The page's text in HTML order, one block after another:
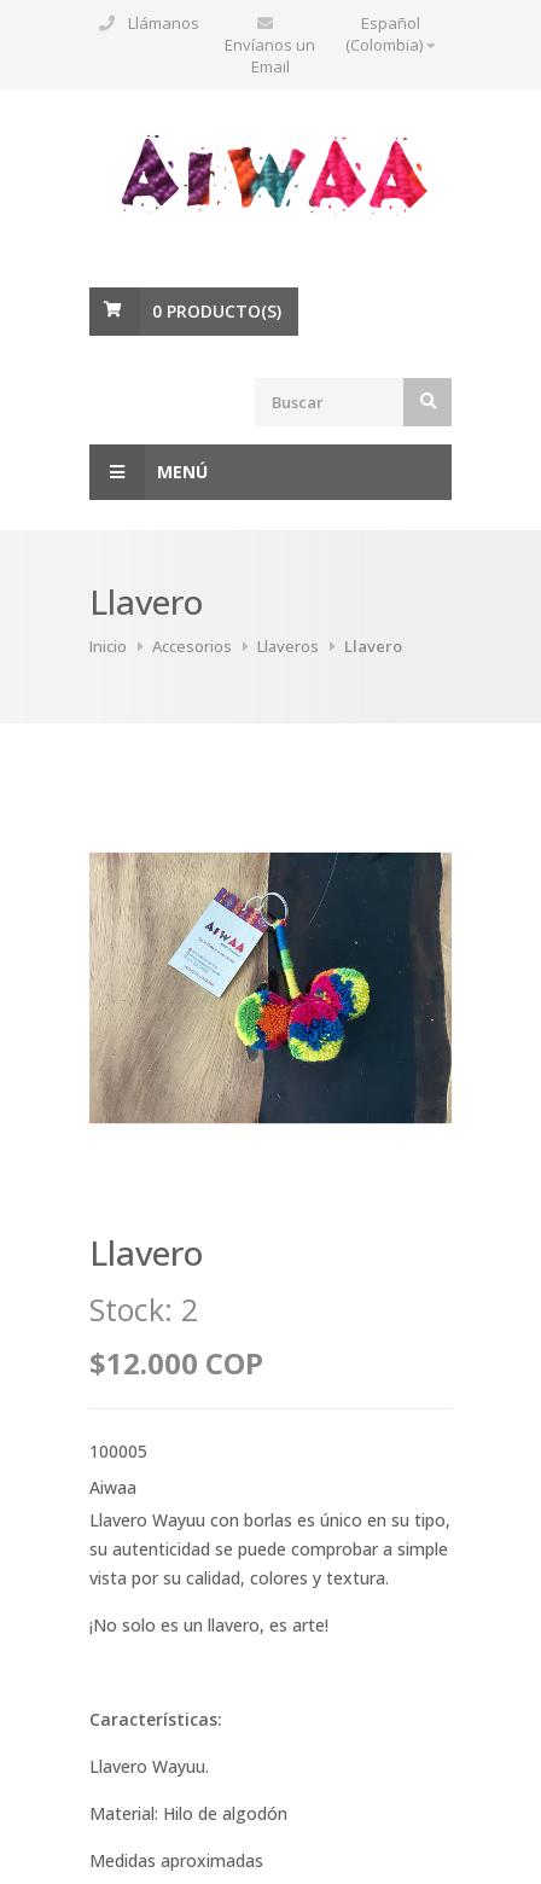
Llámanos
Envíanos un
Email
Español
(Colombia)
0 PRODUCTO(S)
MENÚ
Llavero
Inicio Accesorios Llaveros Llavero
Llavero
Stock: 2
$12.000 COP
100005
Aiwaa
Llavero Wayuu con borlas es único en su tipo,
su autenticidad se puede comprobar a simple
vista por su calidad, colores y textura.
¡No solo es un llavero, es arte!
Características:
Llavero Wayuu.
Material: Hilo de algodón
Medidas aproximadas